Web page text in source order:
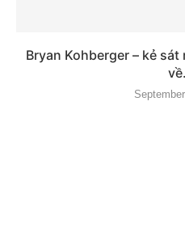
Bryan Kohberger – kẻ